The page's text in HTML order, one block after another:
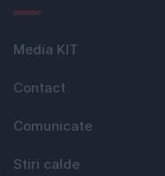
Media KIT
Contact
Comunicate
Stiri calde